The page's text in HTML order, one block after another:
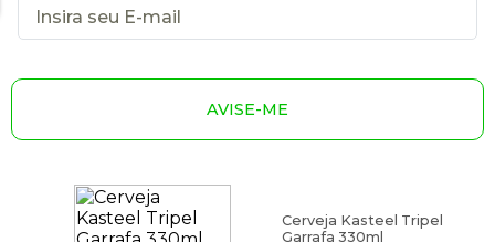
AVISE-ME
Cerveja Kasteel Tripel
Garrafa 330ml